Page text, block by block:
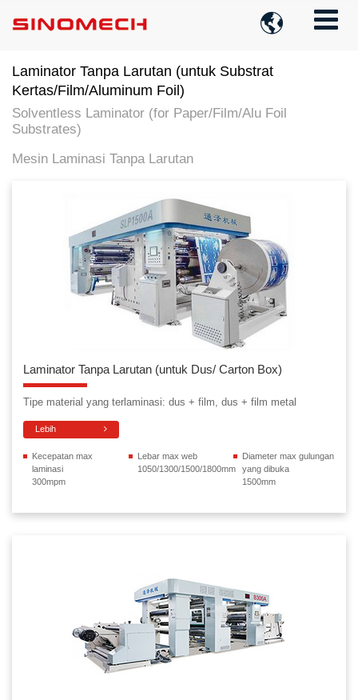

Laminator Tanpa Larutan (untuk Substrat
Kertas/Film/Aluminum Foil)
Solventless Laminator (for Paper/Film/Alu Foil
Substrates)
Mesin Laminasi Tanpa Larutan
Laminator Tanpa Larutan (untuk Dus/ Carton Box)
Tipe material yang terlaminasi: dus + film, dus + film metal
Lebih
Kecepatan max
laminasi
300mpm
Lebar max web
1050/1300/1500/1800mm
Diameter max gulungan
yang dibuka
1500mm